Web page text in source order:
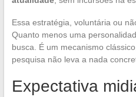
Essa estratégia, voluntária ou
Quanto menos uma
busca. É um mecanismo
pesquisa não leva a nada
Expectativa